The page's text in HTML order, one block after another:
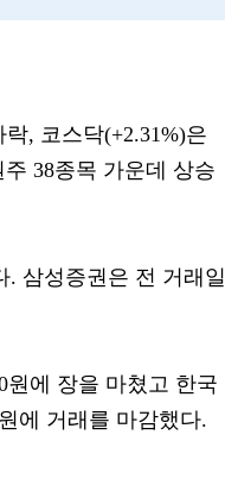
, 코스닥(+2.31%)은
38종목 가운데 상승
. 삼성증권은 전 거래일
원에 장을 마쳤고 한국
에 거래를 마감했다.